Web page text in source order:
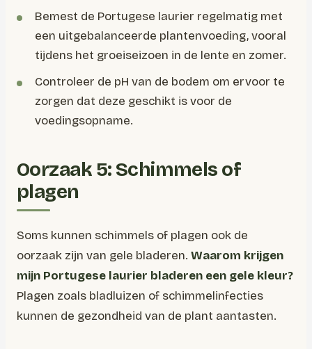
Bemest de Portugese laurier regelmatig met
een uitgebalanceerde plantenvoeding, vooral
tijdens het groeiseizoen in de lente en zomer.
Controleer de pH van de bodem om ervoor te
zorgen dat deze geschikt is voor de
voedingsopname.
Oorzaak 5: Schimmels of
plagen
Soms kunnen schimmels of plagen ook de
oorzaak zijn van gele bladeren. Waarom krijgen
mijn Portugese laurier bladeren een gele kleur?
Plagen zoals bladluizen of schimmelinfecties
kunnen de gezondheid van de plant aantasten.